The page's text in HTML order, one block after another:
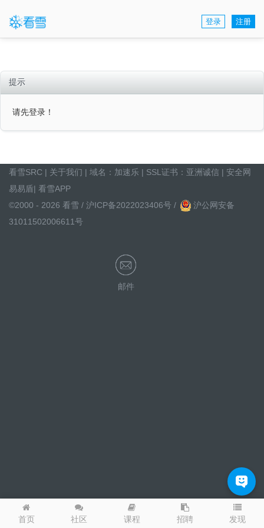
登录 注册
首页 社区 课程 招聘 发现
提示
请先登录！
看雪SRC | 关于我们 | 域名： 加速乐 | SSL证书： 亚洲诚信 | 安全网
易易盾| 看雪APP
©2000 - 2026 看雪 / 沪ICP备2022023406号 /
沪公网安备
31011502006611号
邮件